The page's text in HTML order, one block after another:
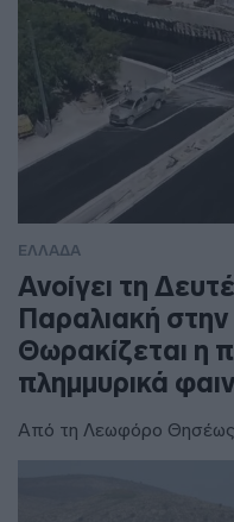
ΕΛΛΑΔΑ
Ανοίγει τη
Παραλιακή στην
Θωρακίζεται η
πλημμυρικά
Από τη Λεωφόρο Θησέως